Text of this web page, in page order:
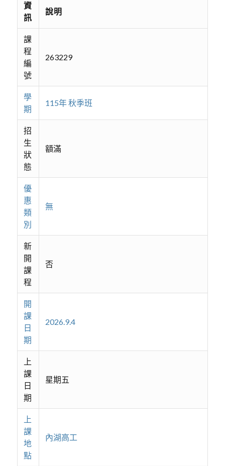
資
訊
說明
課
程
編
號
263229
學
期
115年 秋季班
招
生
狀
態
額滿
優
惠
類
別
無
新
開
課
程
否
開
課
日
期
2026.9.4
上
課
日
期
星期五
上
課
地
點
內湖高工